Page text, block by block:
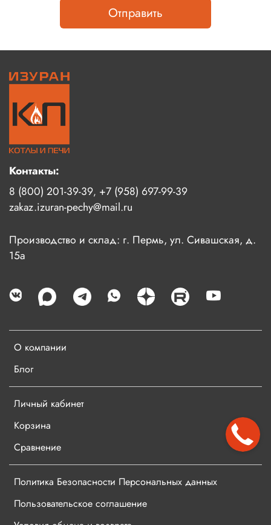
Отправить
О компании
Блог
Личный кабинет
Корзина
Сравнение
Политика Безопасности Персональных данных
Пользовательское соглашение
Контакты:
8 (800) 201-39-39, +7 (958) 697-99-39
zakaz.izuran-pechy@mail.ru
Производство и склад: г. Пермь, ул. Сивашская, д.
15а